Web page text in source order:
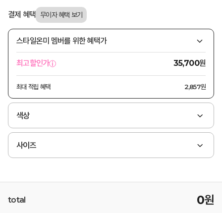
결제 혜택
스타일온미 멤버를 위한 혜택가
최고할인가 35,700원
최대 적립 혜택 2,857원
색상
사이즈
total 0원